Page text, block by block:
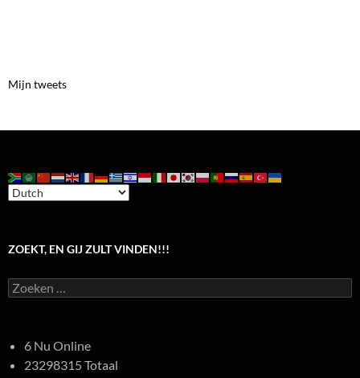
Mijn tweets
ZOEKT, EN GIJ ZULT VINDEN!!!
Zoeken
naar:
6 Nu Online
23298315 Totaal